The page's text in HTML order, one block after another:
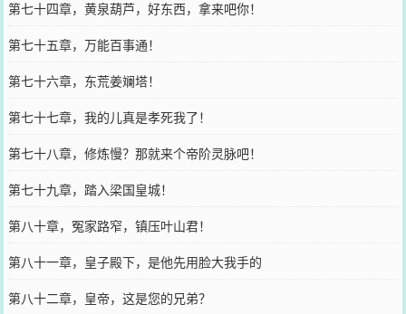
第七十四章，黄泉葫芦，好东西，拿来吧你！
第七十五章，万能百事通！
第七十六章，东荒姜斓塔！
第七十七章，我的儿真是孝死我了！
第七十八章，修炼慢？那就来个帝阶灵脉吧！
第七十九章，踏入梁国皇城！
第八十章，冤家路窄，镇压叶山君！
第八十一章，皇子殿下，是他先用脸大我手的
第八十二章，皇帝，这是您的兄弟？